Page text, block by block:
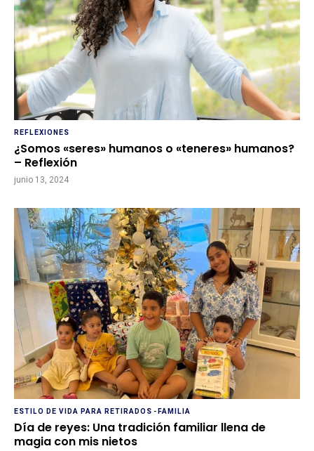
REFLEXIONES
¿Somos «seres» humanos o «teneres» humanos?
– Reflexión
junio 13, 2024
ESTILO DE VIDA PARA RETIRADOS -FAMILIA
Día de reyes: Una tradición familiar llena de
magia con mis nietos